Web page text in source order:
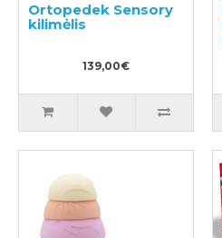
Ortopedek Sensory
kilimėlis
139,00€